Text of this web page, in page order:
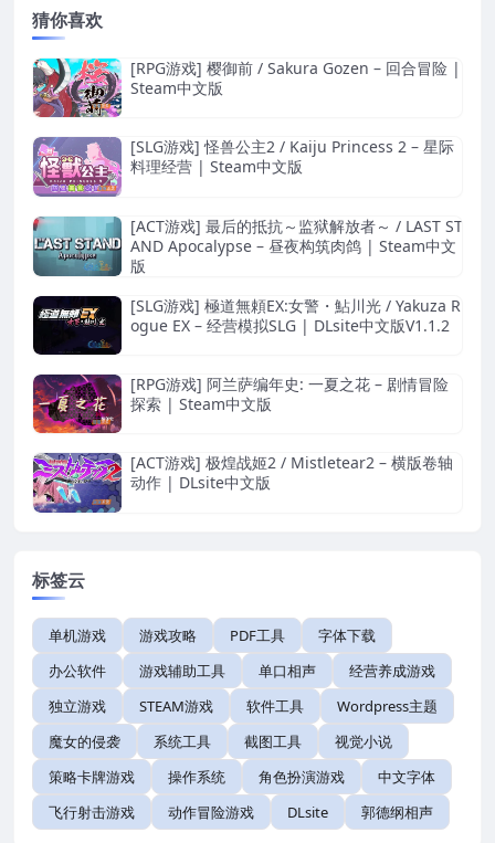
猜你喜欢
[RPG游戏] 樱御前 / Sakura Gozen – 回合冒险 |
Steam中文版
[SLG游戏] 怪兽公主2 / Kaiju Princess 2 – 星际
料理经营 | Steam中文版
[ACT游戏] 最后的抵抗～监狱解放者～ / LAST ST
AND Apocalypse – 昼夜构筑肉鸽 | Steam中文
版
[SLG游戏] 極道無頼EX:女警・鮎川光 / Yakuza R
ogue EX – 经营模拟SLG | DLsite中文版V1.1.2
[RPG游戏] 阿兰萨编年史: 一夏之花 – 剧情冒险
探索 | Steam中文版
[ACT游戏] 极煌战姬2 / Mistletear2 – 横版卷轴
动作 | DLsite中文版
标签云
单机游戏 游戏攻略 PDF工具
字体下载
办公软件
游戏辅助工具 单口相声
经营养成游戏
独立游戏
STEAM游戏 软件工具
Wordpress主题
魔女的侵袭
系统工具 截图工具
视觉小说
策略卡牌游戏
操作系统 角色扮演游戏
中文字体
飞行射击游戏
动作冒险游戏 DLsite 郭德纲相声